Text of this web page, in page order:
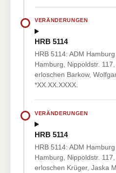
VERÄNDERUNGEN
HRB 5114
HRB 5114: ADM
Hamburg, Nippoldstr.
erloschen Barkow,
*XX.XX.XXXX.
VERÄNDERUNGEN
HRB 5114
HRB 5114: ADM
Hamburg, Nippoldstr.
erloschen Krüger, Jaska